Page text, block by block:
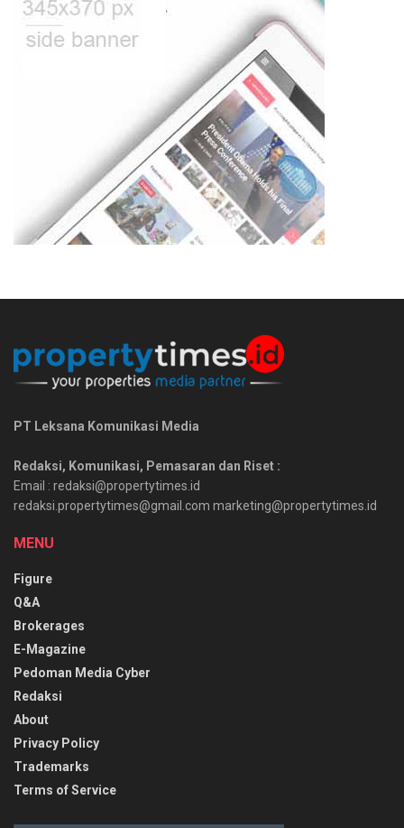
PT Leksana Komunikasi Media
Redaksi, Komunikasi, Pemasaran dan Riset :
Email : redaksi@propertytimes.id
redaksi.propertytimes@gmail.com marketing@propertytimes.id
MENU
Figure
Q&A
Brokerages
E-Magazine
Pedoman Media Cyber
Redaksi
About
Privacy Policy
Trademarks
Terms of Service